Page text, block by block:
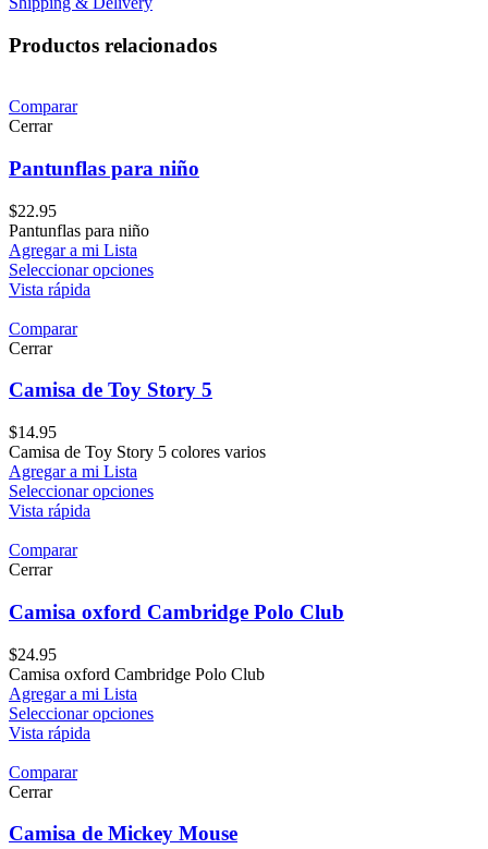
Productos relacionados
Comparar
Cerrar
Pantunflas para niño
$22.95
Pantunflas para niño
Agregar a mi Lista
Seleccionar opciones
Vista rápida
Comparar
Cerrar
Camisa de Toy Story 5
$14.95
Camisa de Toy Story 5 colores varios
Agregar a mi Lista
Seleccionar opciones
Vista rápida
Comparar
Cerrar
Camisa oxford Cambridge Polo Club
$24.95
Camisa oxford Cambridge Polo Club
Agregar a mi Lista
Seleccionar opciones
Vista rápida
Comparar
Cerrar
Camisa de Mickey Mouse